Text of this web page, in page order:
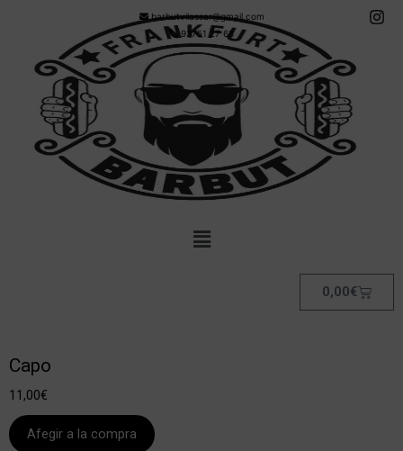
barbutvilassar@gmail.com
93751 27 68
0,00€
Capo
11,00€
Afegir a la compra